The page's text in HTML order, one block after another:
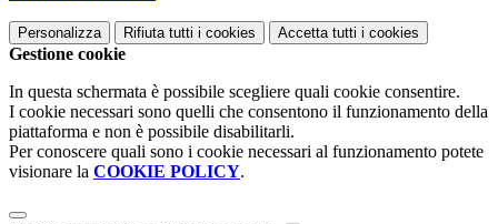
Personalizza Rifiuta tutti i cookies Accetta tutti i cookies
Gestione cookie
In questa schermata è possibile scegliere quali cookie consentire.
I cookie necessari sono quelli che consentono il funzionamento della
piattaforma e non è possibile disabilitarli.
Per conoscere quali sono i cookie necessari al funzionamento potete
visionare la COOKIE POLICY.